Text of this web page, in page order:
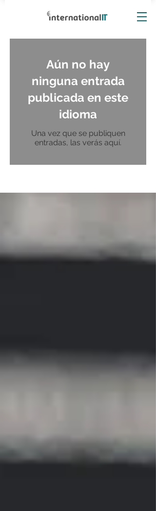
Aún no hay
ninguna entrada
publicada en este
idioma
Una vez que se publiquen
entradas, las verás aquí.